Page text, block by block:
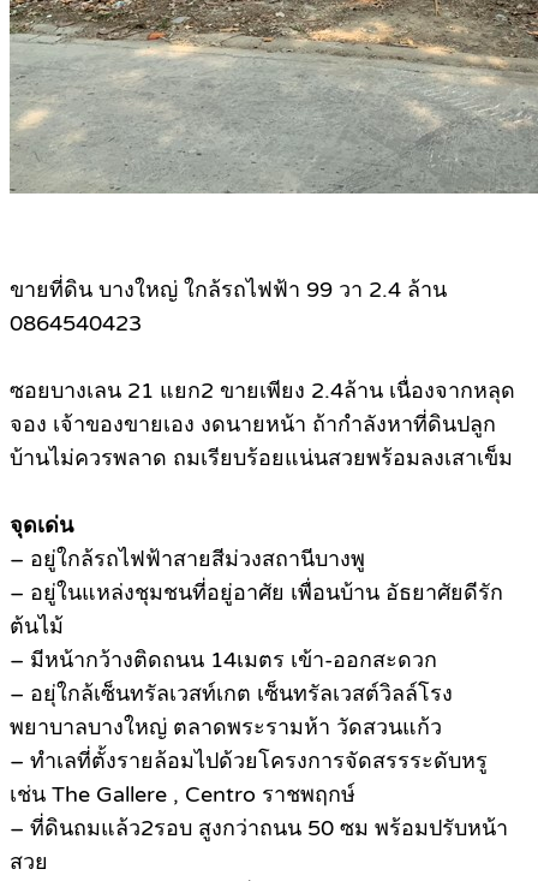
ขายที่ดิน บางใหญ่ ใกล้รถไฟฟ้า 99 วา 2.4 ล้าน
0864540423
ซอยบางเลน 21 แยก2 ขายเพียง 2.4ล้าน เนื่องจากหลุด
จอง เจ้าของขายเอง งดนายหน้า ถ้ากำลังหาที่ดินปลูก
บ้านไม่ควรพลาด ถมเรียบร้อยแน่นสวยพร้อมลงเสาเข็ม
จุดเด่น
– อยู่ใกล้รถไฟฟ้าสายสีม่วงสถานีบางพู
– อยู่ในแหล่งชุมชนที่อยู่อาศัย เพื่อนบ้าน อัธยาศัยดีรัก
ต้นไม้
– มีหน้ากว้างติดถนน 14เมตร เข้า-ออกสะดวก
– อยุ่ใกล้เซ็นทรัลเวสท์เกต เซ็นทรัลเวสต์วิลล์โรง
พยาบาลบางใหญ่ ตลาดพระรามห้า วัดสวนแก้ว
– ทำเลที่ตั้งรายล้อมไปด้วยโครงการจัดสรรระดับหรู
เช่น The Gallere , Centro ราชพฤกษ์
– ที่ดินถมแล้ว2รอบ สูงกว่าถนน 50 ซม พร้อมปรับหน้า
สวย